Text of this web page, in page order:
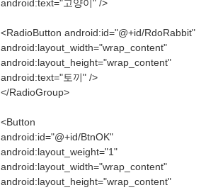
android:text="고양이" />
<RadioButton android:id="@+id/RdoRabbit"
android:layout_width="wrap_content"
android:layout_height="wrap_content"
android:text="토끼" />
</RadioGroup>
<Button
android:id="@+id/BtnOK"
android:layout_weight="1"
android:layout_width="wrap_content"
android:layout_height="wrap_content"